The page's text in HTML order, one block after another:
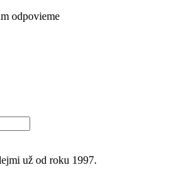
odpovieme
už od roku 1997.